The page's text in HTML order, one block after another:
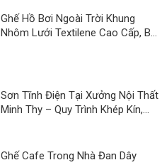
Ghế Hồ Bơi Ngoài Trời Khung
Nhôm Lưới Textilene Cao Cấp, Bền
Sơn Tĩnh Điện Tại Xưởng Nội Thất
Minh Thy – Quy Trình Khép Kín,
Ghế Cafe Trong Nhà Đan Dây